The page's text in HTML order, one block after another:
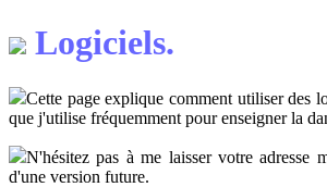
Logiciels.
Cette page explique comment utiliser des
que j'utilise fréquemment pour enseigner la
N'hésitez pas à me laisser votre adresse
d'une version future.